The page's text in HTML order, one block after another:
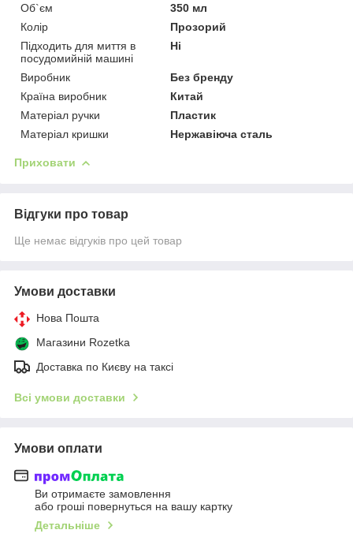
Об`єм
350 мл
Колір
Прозорий
Підходить для миття в
посудомийній машині
Ні
Виробник
Без бренду
Країна виробник
Китай
Матеріал ручки
Пластик
Матеріал кришки
Нержавіюча сталь
Приховати
Відгуки про товар
Ще немає відгуків про цей товар
Умови доставки
Нова Пошта
Магазини Rozetka
Доставка по Києву на таксі
Всі умови доставки
Умови оплати
Ви отримаєте замовлення
або гроші повернуться на вашу картку
Детальніше